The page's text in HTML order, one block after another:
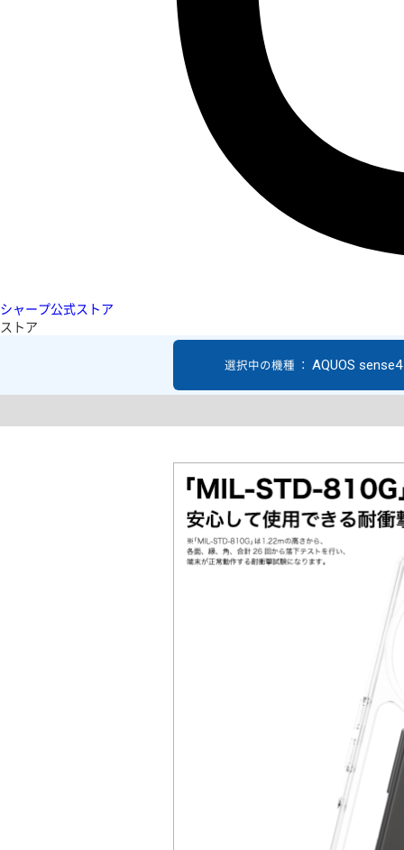
シャープ公式ストア
ストア
選択中の機種 ： AQUOS